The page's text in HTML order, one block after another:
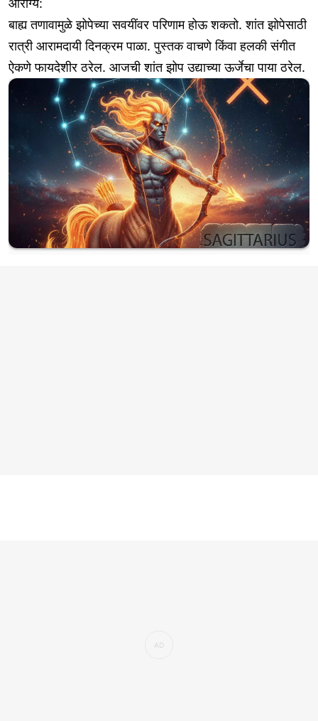
आरोग्य:
बाह्य तणावामुळे झोपेच्या सवयींवर परिणाम होऊ शकतो. शांत झोपेसाठी
रात्री आरामदायी दिनक्रम पाळा. पुस्तक वाचणे किंवा हलकी संगीत
ऐकणे फायदेशीर ठरेल. आजची शांत झोप उद्याच्या ऊर्जेचा पाया ठरेल.